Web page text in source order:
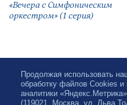
«Вечера с Симфоническим
оркестром» (1 серия)
Продолжая использовать
обработку файлов Cookies и
аналитики
(119021, Москва, ул. Льва